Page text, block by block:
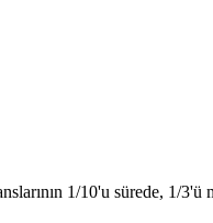
1/10'u sürede, 1/3'ü